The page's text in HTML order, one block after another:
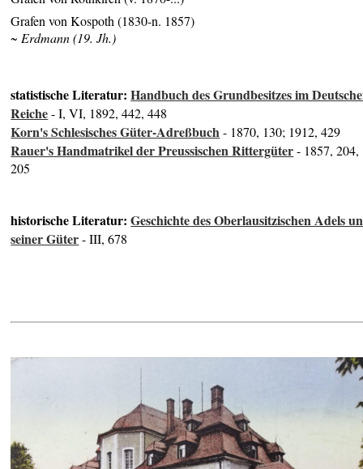
Grafen von Kospoth (1830-n. 1857)
~ Erdmann (19. Jh.)
statistische Literatur:Handbuch des Grundbesitzes im
Reiche- I, VI, 1892, 442, 448
Korn's Schlesisches Güter-Adreßbuch- 1870, 130; 1912, 429
Rauer's Handmatrikel der Preussischen Rittergüter- 1857, 204,
205
historische Literatur:Geschichte des Oberlausitzischen Adels
seiner Güter- III, 678